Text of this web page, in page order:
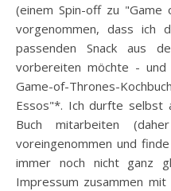
(einem Spin-off zu
vorgenommen, dass ich
passenden Snack aus
vorbereiten möchte -
Game-of-Thrones-
Essos"*. Ich durfte selbst
Buch mitarbeiten
voreingenommen und
immer noch nicht ganz
Impressum zusammen